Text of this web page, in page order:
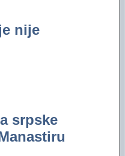
nije
srpske